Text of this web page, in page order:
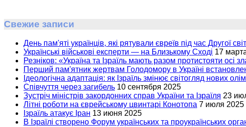
Свежие записи
День пам'яті українців, які рятували євреїв під час Другої
Українські військові експерти — на Близькому Сході 17
Резніков: «Україна та Ізраїль мають разом протистояти осі
Перший пам'ятник жертвам Голодомору в Україні
Ідеологічна адаптація: як Ізраїль змінює світогляд нових
Співчуття через загибель 10 сентября 2025
Зустріч міністрів закордонних справ України та Ізраїля 23
Літні роботи на єврейському цвинтарі Конотопа 7 июля 2025
Ізраїль атакує Іран 13 июня 2025
В Ізраїлі створено Форум українських та проукраїнських